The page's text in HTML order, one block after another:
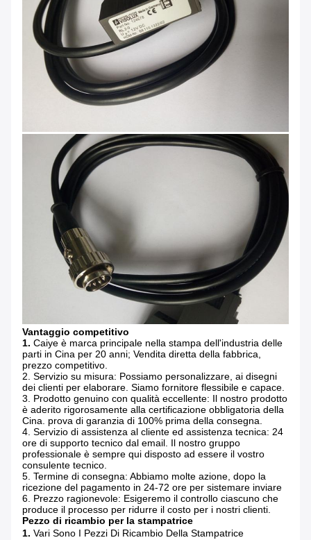
Vantaggio competitivo
1. Caiye è marca principale nella stampa dell'industria delle
parti in Cina per 20 anni; Vendita diretta della fabbrica,
prezzo competitivo.
2. Servizio su misura: Possiamo personalizzare, ai disegni
dei clienti per elaborare. Siamo fornitore flessibile e capace.
3. Prodotto genuino con qualità eccellente: Il nostro prodotto
è aderito rigorosamente alla certificazione obbligatoria della
Cina. prova di garanzia di 100% prima della consegna.
4. Servizio di assistenza al cliente ed assistenza tecnica: 24
ore di supporto tecnico dal email. Il nostro gruppo
professionale è sempre qui disposto ad essere il vostro
consulente tecnico.
5. Termine di consegna: Abbiamo molte azione, dopo la
ricezione del pagamento in 24-72 ore per sistemare inviare
6. Prezzo ragionevole: Esigeremo il controllo ciascuno che
produce il processo per ridurre il costo per i nostri clienti.
Pezzo di ricambio per la stampatrice
1. Vari Sono I Pezzi Di Ricambio Della Stampatrice